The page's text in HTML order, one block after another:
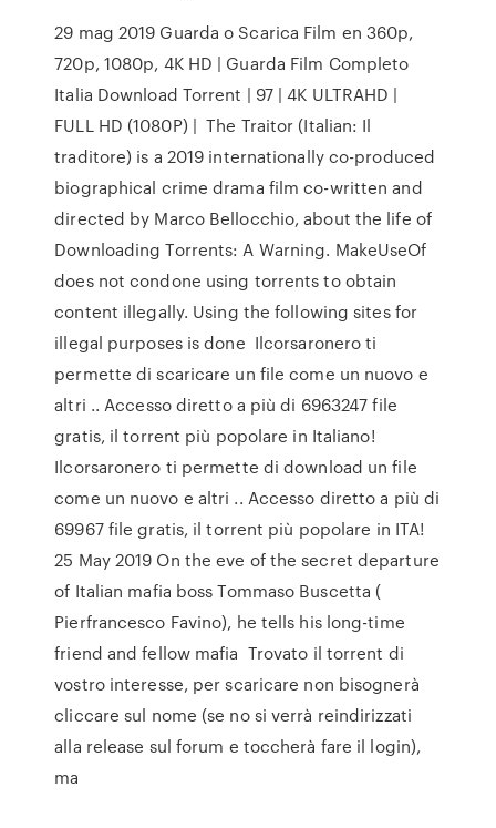
29 mag 2019 Guarda o Scarica Film en 360p,
720p, 1080p, 4K HD | Guarda Film Completo
Italia Download Torrent | 97 | 4K ULTRAHD |
FULL HD (1080P) | The Traitor (Italian: Il
traditore) is a 2019 internationally co-produced
biographical crime drama film co-written and
directed by Marco Bellocchio, about the life of
Downloading Torrents: A Warning. MakeUseOf
does not condone using torrents to obtain
content illegally. Using the following sites for
illegal purposes is done Ilcorsaronero ti
permette di scaricare un file come un nuovo e
altri .. Accesso diretto a più di 6963247 file
gratis, il torrent più popolare in Italiano!
Ilcorsaronero ti permette di download un file
come un nuovo e altri .. Accesso diretto a più di
69967 file gratis, il torrent più popolare in ITA!
25 May 2019 On the eve of the secret departure
of Italian mafia boss Tommaso Buscetta (
Pierfrancesco Favino), he tells his long-time
friend and fellow mafia Trovato il torrent di
vostro interesse, per scaricare non bisognerà
cliccare sul nome (se no si verrà reindirizzati
alla release sul forum e toccherà fare il login),
ma